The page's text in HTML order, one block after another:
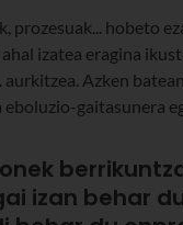
prozesuak... hobeto
izatea eragina
Azken
gaitasunera
izan behar